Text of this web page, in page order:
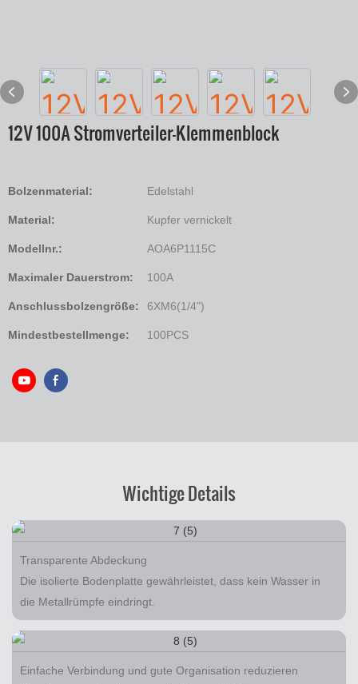
12V 100A Stromverteiler-Klemmenblock
Bolzenmaterial: Edelstahl
Material: Kupfer vernickelt
Modellnr.: AOA6P1115C
Maximaler Dauerstrom: 100A
Anschlussbolzengröße: 6XM6(1/4")
Mindestbestellmenge: 100PCS
Wichtige Details
Transparente Abdeckung
Die isolierte Bodenplatte gewährleistet, dass kein Wasser in
die Metallrümpfe eindringt.
Einfache Verbindung und gute Organisation reduzieren